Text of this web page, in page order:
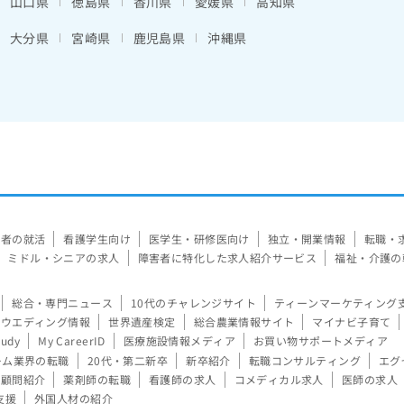
大分県
宮崎県 鹿児島県 沖縄県
の就活 看護学生向け 医学生・研修医向け 独立・開業情報
転職・
ミドル・シニアの求人
障害者に特化した求人紹介サービス 福祉・介護
総合・専門ニュース 10代のチャレンジサイト
ティーンマーケティング
ウエディング情報
世界遺産検定 総合農業情報サイト
マイナビ子育て
My CareerID 医療施設情報メディア
お買い物サポートメディア
業界の転職
20代・第二新卒 新卒紹介 転職コンサルティング
エ
顧問紹介
薬剤師の転職 看護師の求人 コメディカル求人
医師の求人
援
外国人材の紹介